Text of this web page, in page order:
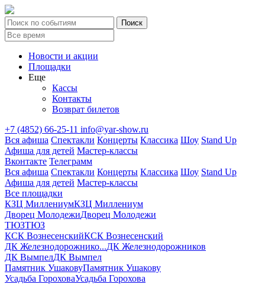
Новости и акции
Площадки
Еще
Кассы
Контакты
Возврат билетов
+7 (4852) 66-25-11 info@yar-show.ru
Вся афиша Спектакли Концерты Классика Шоу Stand Up
Афиша для детей Мастер-классы
Вконтакте Телеграмм
Вся афиша Спектакли Концерты Классика Шоу Stand Up
Афиша для детей Мастер-классы
Все площадки
КЗЦ МиллениумКЗЦ Миллениум
Дворец МолодежиДворец Молодежи
ТЮЗТЮЗ
КСК ВознесенскийКСК Вознесенский
ДК Железнодорожнико...ДК Железнодорожников
ДК ВымпелДК Вымпел
Памятник УшаковуПамятник Ушакову
Усадьба ГороховаУсадьба Горохова